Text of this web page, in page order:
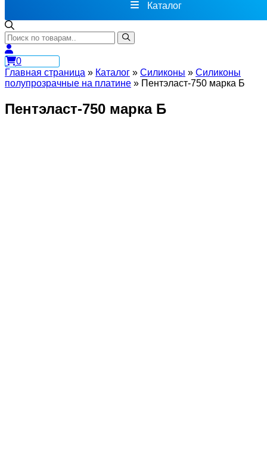
Каталог
0
Главная страница » Каталог » Силиконы » Силиконы
полупрозрачные на платине » Пентэласт-750 марка Б
Пентэласт-750 марка Б